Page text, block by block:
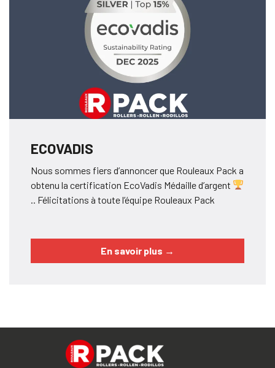
ECOVADIS
Nous sommes fiers d’annoncer que Rouleaux Pack a
obtenu la certification EcoVadis Médaille d’argent
.. Félicitations à toute l’équipe Rouleaux Pack
En savoir plus →